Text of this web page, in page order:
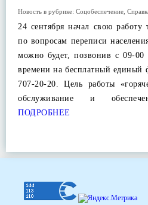
Новость в рубрике: Соцобеспечение
24 сентября начал свою
по вопросам переписи
можно будет, позвонив с 09-
времени на бесплатный единый
707-20-20. Цель работы
обслуживание и
ПОДРОБНЕЕ